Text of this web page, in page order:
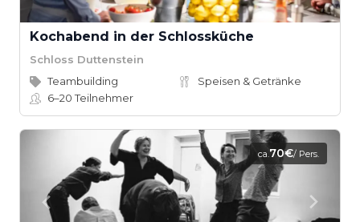
Kochabend in der Schlossküche
Schloss Duttenstein
Teambuilding
Speisen & Getränke
6–20Teilnehmer
ca.70€/ Pers.